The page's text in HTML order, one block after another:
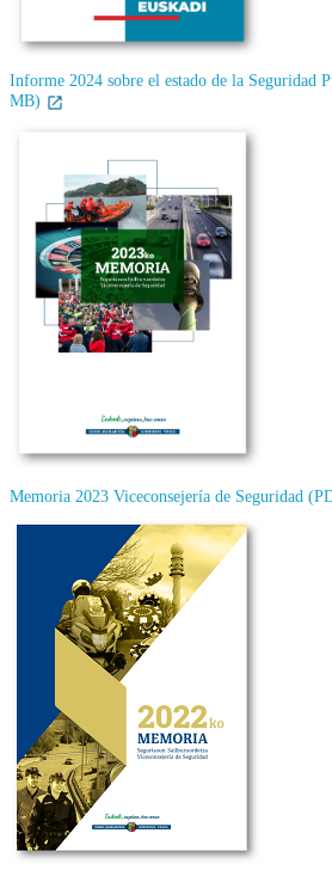
Informe 2024 sobre el estado de la Seguridad
MB)
Memoria 2023 Viceconsejería de Seguridad